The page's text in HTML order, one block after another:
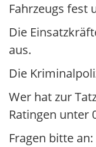
Fahrzeugs fest
Die
aus.
Die
Wer hat zur
Ratingen unter
Fragen bitte an: